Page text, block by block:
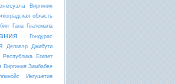
Виргиния
область
Гана
Гватемала
Гондурас
Делавэр Джибути
Республика
Египет
Виргиния Зимбабве
Ингушетия